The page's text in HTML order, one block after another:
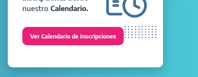
nuestro Calendario.
Ver Calendario de Inscripciones